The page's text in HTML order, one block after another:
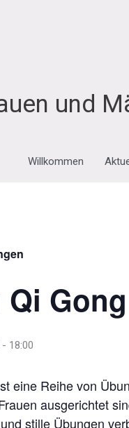
und
Willkommen
Qi
- 18:00
eine Reihe von
ausgerichtet
stille Übungen